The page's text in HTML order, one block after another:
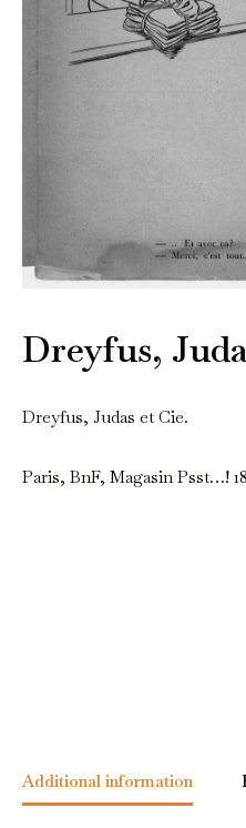
Dreyfus,
Dreyfus, Judas et Cie.
Paris, BnF, Magasin Psst…!
Additional information